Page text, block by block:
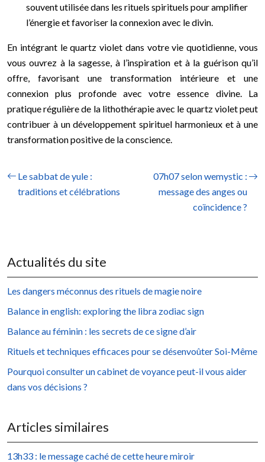
souvent utilisée dans les rituels spirituels pour amplifier
l’énergie et favoriser la connexion avec le divin.
En intégrant le quartz violet dans votre vie quotidienne, vous
vous ouvrez à la sagesse, à l’inspiration et à la guérison qu’il
offre, favorisant une transformation intérieure et une
connexion plus profonde avec votre essence divine. La
pratique régulière de la lithothérapie avec le quartz violet peut
contribuer à un développement spirituel harmonieux et à une
transformation positive de la conscience.
Le sabbat de yule :
traditions et célébrations
07h07 selon wemystic :
message des anges ou
coïncidence ?
Actualités du site
Les dangers méconnus des rituels de magie noire
Balance in english: exploring the libra zodiac sign
Balance au féminin : les secrets de ce signe d’air
Rituels et techniques efficaces pour se désenvoûter Soi-Même
Pourquoi consulter un cabinet de voyance peut-il vous aider
dans vos décisions ?
Articles similaires
13h33 : le message caché de cette heure miroir